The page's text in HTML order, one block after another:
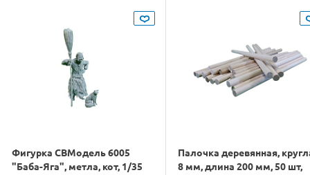
Фигурка СВМодель 6005
"Баба-Яга", метла, кот, 1/35
Палочка деревянная,
8 мм, длина 200 мм, 50 шт,